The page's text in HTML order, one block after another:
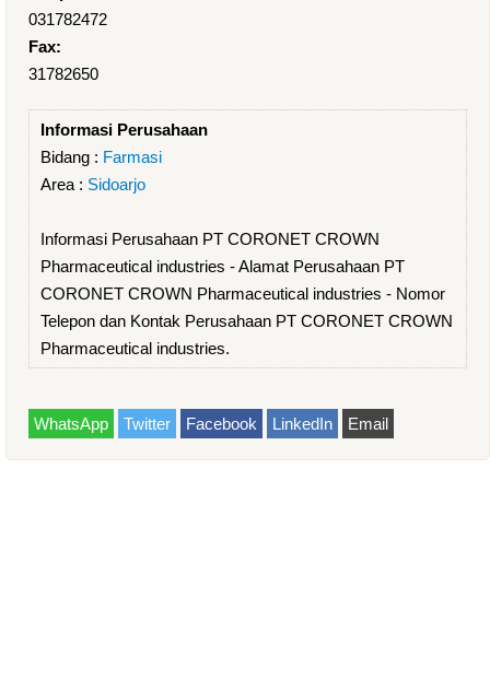
031782472
Fax:
31782650
Informasi Perusahaan
Bidang : Farmasi
Area : Sidoarjo
Informasi Perusahaan PT CORONET CROWN
Pharmaceutical industries - Alamat Perusahaan PT
CORONET CROWN Pharmaceutical industries - Nomor
Telepon dan Kontak Perusahaan PT CORONET CROWN
Pharmaceutical industries.
WhatsApp Twitter Facebook LinkedIn Email